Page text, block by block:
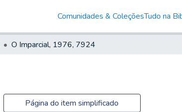
Comunidades & ColeçõesTudo na
O Imparcial, 1976, 7924
Página do item simplificado